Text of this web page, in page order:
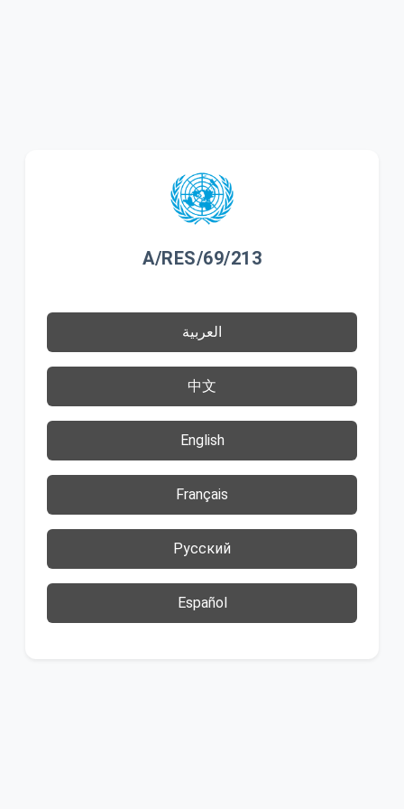
A/RES/69/213
العربية
中文
English
Français
Русский
Español